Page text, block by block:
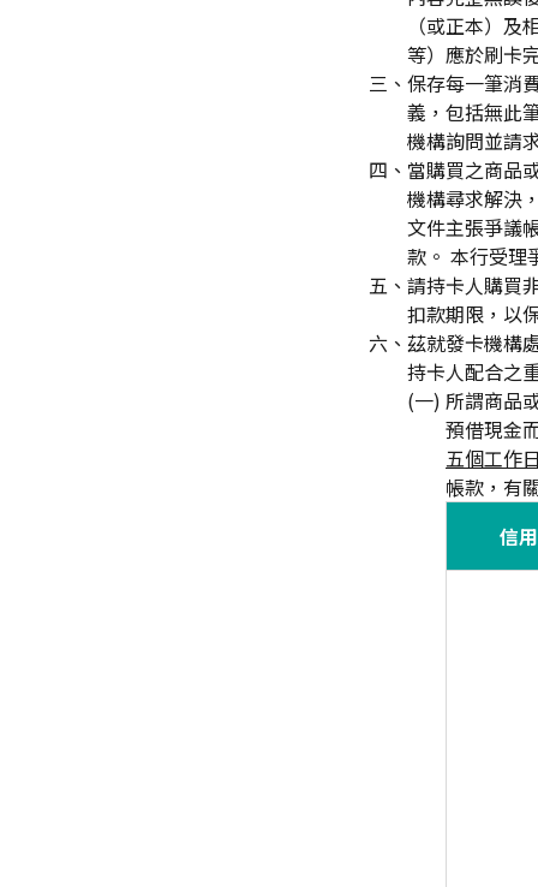
（或正本）
等）應於刷卡
三、保存每一筆消
義，包括無此
機構詢問並請
四、當購買之商品
機構尋求解決
文件主張爭議
款。 本行受理
五、請持卡人購買
扣款期限，以
六、茲就發卡機構
持卡人配合之
(一) 所謂商品
預借現金
五個工作
帳款，有
信